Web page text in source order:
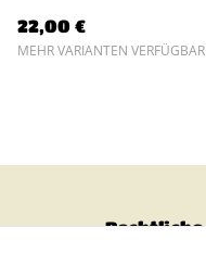
22,00 €
MEHR VARIANTEN VERFÜGBAR
Rechtliche